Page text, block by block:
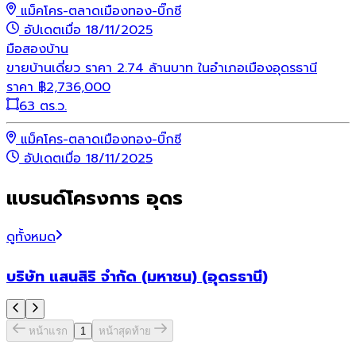
แม็คโคร-ตลาดเมืองทอง-บิ๊กซี
อัปเดตเมื่อ 18/11/2025
มือสองบ้าน
ขายบ้านเดี่ยว ราคา 2.74 ล้านบาท ในอำเภอเมืองอุดรธานี
ราคา ฿2,736,000
63 ตร.ว.
แม็คโคร-ตลาดเมืองทอง-บิ๊กซี
อัปเดตเมื่อ 18/11/2025
แบรนด์โครงการ อุดร
ดูทั้งหมด
บริษัท แสนสิริ จำกัด (มหาชน) (อุดรธานี)
หน้าแรก 1 หน้าสุดท้าย